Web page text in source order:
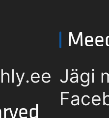
Jägi